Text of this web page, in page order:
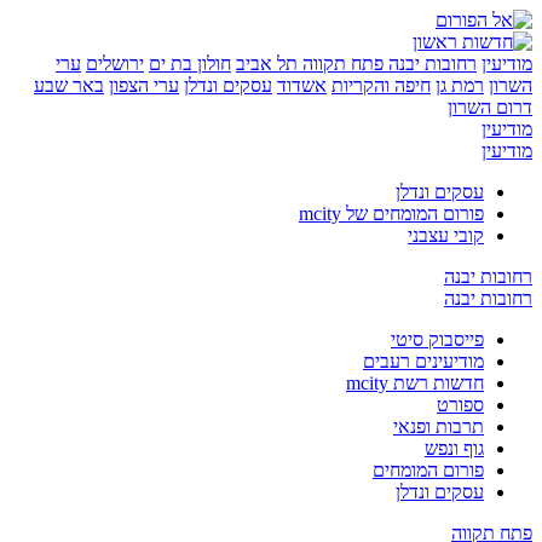
רחובות יבנהפתח תקווה תל אביב חולון בת ים ירושלים ערי
רמת גן חיפה והקריות אשדוד עסקים ונדלן ערי הצפון באר שבע
עסקים ונדלן
פורום המומחים של mcity
קובי עצבני
יבנה
יבנה
פייסבוק סיטי
מודיעינים רעבים
חדשות רשת mcity
ספורט
תרבות ופנאי
גוף ונפש
פורום המומחים
עסקים ונדלן